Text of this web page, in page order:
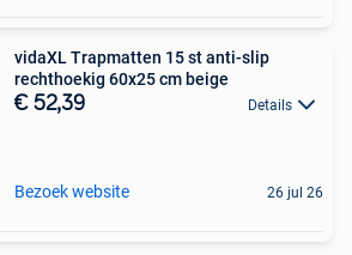
vidaXL Trapmatten 15 st anti-slip
rechthoekig 60x25 cm beige
€ 52,39 Details
Bezoek website 26 jul 26